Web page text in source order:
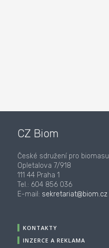
CZ Biom
České sdružení pro biomasu
Opletalova 7/918
111 44 Praha 1
Tel.: 604 856 036
E-mail: sekretariat@biom.cz
KONTAKTY
INZERCE A REKLAMA